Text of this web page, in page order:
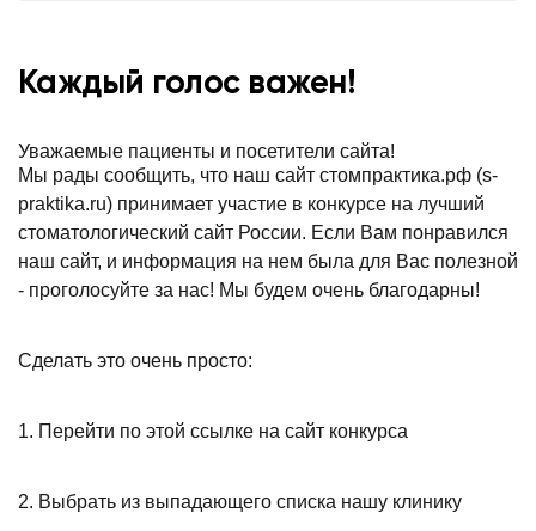
Каждый голос важен!
Уважаемые пациенты и посетители сайта!
Мы рады сообщить, что наш сайт стомпрактика.рф (s-
praktika.ru) принимает участие в конкурсе на лучший
стоматологический сайт России. Если Вам понравился
наш сайт, и информация на нем была для Вас полезной
- проголосуйте за нас! Мы будем очень благодарны!
Сделать это очень просто:
1. Перейти по этой ссылке на сайт конкурса
2. Выбрать из выпадающего списка нашу клинику